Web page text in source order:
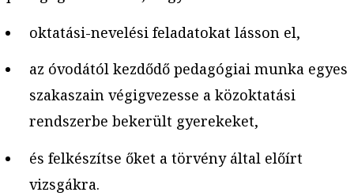
oktatási-nevelési feladatokat lásson el,
az óvodától kezdődő pedagógiai munka egyes
szakaszain végigvezesse a közoktatási
rendszerbe bekerült gyerekeket,
és felkészítse őket a törvény által előírt
vizsgákra.